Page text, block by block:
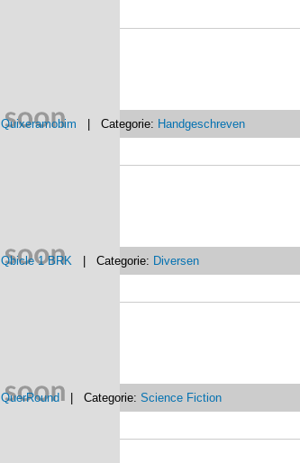
Quixeramobim | Categorie: Handgeschreven
Qbicle 1 BRK | Categorie: Diversen
QuerRound | Categorie: Science Fiction